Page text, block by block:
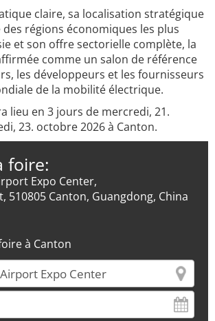
claire, sa localisation stratégique
régions économiques les plus
et son offre sectorielle complète, la
affirmée comme un salon de référence
les développeurs et les fournisseurs
de la mobilité électrique.
lieu en 3 jours de mercredi, 21.
23. octobre 2026 à Canton.
foire:
Expo Center,
510805 Canton, Guangdong, China
à Canton